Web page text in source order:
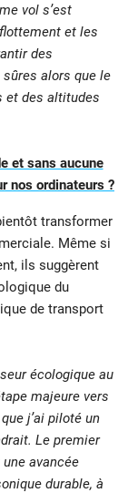
vol s’est
et les
des
alors que le
et des altitudes
et sans aucune
nos ordinateurs ?
transformer
Même si
ils suggèrent
du
de transport
écologique au
majeure vers
j’ai piloté un
Le premier
avancée
durable, à